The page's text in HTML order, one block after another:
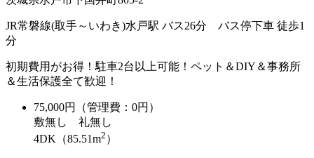
JR常磐線(取手～いわき)水戸駅 バス26分 バス停下車 徒歩1
分
初期費用がお得！駐車2台以上可能！ペット＆DIY＆事務所
＆生活保護全て歓迎！
75,000円（管理費：0円）
敷無し 礼無し
4DK（85.51m2 ）